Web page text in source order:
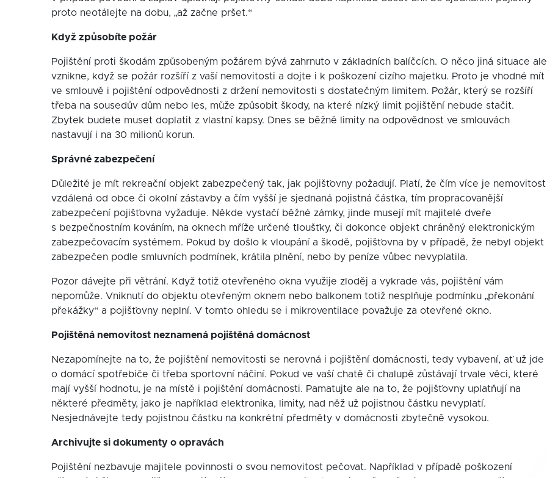
proto neotálejte na dobu, „až začne pršet.“
Když způsobíte požár
Pojištění proti škodám způsobeným požárem bývá zahrnuto v základních balíčcích. O něco jiná situace ale
vznikne, když se požár rozšíří z vaší nemovitosti a dojte i k poškození cizího majetku. Proto je vhodné mít
ve smlouvě i pojištění odpovědnosti z držení nemovitosti s dostatečným limitem. Požár, který se rozšíří
třeba na sousedův dům nebo les, může způsobit škody, na které nízký limit pojištění nebude stačit.
Zbytek budete muset doplatit z vlastní kapsy. Dnes se běžně limity na odpovědnost ve smlouvách
nastavují i na 30 milionů korun.
Správné zabezpečení
Důležité je mít rekreační objekt zabezpečený tak, jak pojišťovny požadují. Platí, že čím více je nemovitost
vzdálená od obce či okolní zástavby a čím vyšší je sjednaná pojistná částka, tím propracovanější
zabezpečení pojišťovna vyžaduje. Někde vystačí běžné zámky, jinde musejí mít majitelé dveře
s bezpečnostním kováním, na oknech mříže určené tloušťky, či dokonce objekt chráněný elektronickým
zabezpečovacím systémem. Pokud by došlo k vloupání a škodě, pojišťovna by v případě, že nebyl objekt
zabezpečen podle smluvních podmínek, krátila plnění, nebo by peníze vůbec nevyplatila.
Pozor dávejte při větrání. Když totiž otevřeného okna využije zloděj a vykrade vás, pojištění vám
nepomůže. Vniknutí do objektu otevřeným oknem nebo balkonem totiž nesplňuje podmínku „překonání
překážky“ a pojišťovny neplní. V tomto ohledu se i mikroventilace považuje za otevřené okno.
Pojištěná nemovitost neznamená pojištěná domácnost
Nezapomínejte na to, že pojištění nemovitosti se nerovná i pojištění domácnosti, tedy vybavení, ať už jde
o domácí spotřebiče či třeba sportovní náčiní. Pokud ve vaší chatě či chalupě zůstávají trvale věci, které
mají vyšší hodnotu, je na místě i pojištění domácnosti. Pamatujte ale na to, že pojišťovny uplatňují na
některé předměty, jako je například elektronika, limity, nad něž už pojistnou částku nevyplatí.
Nesjednávejte tedy pojistnou částku na konkrétní předměty v domácnosti zbytečně vysokou.
Archivujte si dokumenty o opravách
Pojištění nezbavuje majitele povinnosti o svou nemovitost pečovat. Například v případě poškození